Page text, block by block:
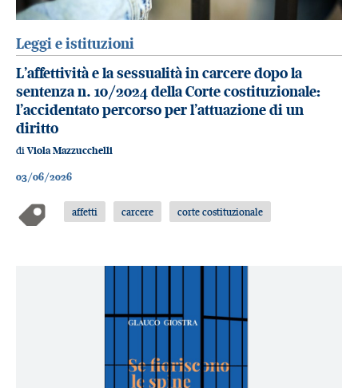
Leggi e istituzioni
L’affettività e la sessualità in carcere dopo la
sentenza n. 10/2024 della Corte costituzionale:
l’accidentato percorso per l’attuazione di un
diritto
diViola Mazzucchelli
03/06/2026
affetti carcere corte costituzionale